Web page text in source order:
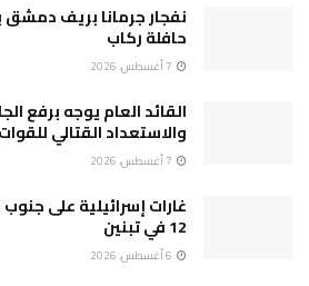
نفجار جرمانا بريف
حافلة ركاب
القائد العام يوجه برفع
والاستعداد القتالي
غارات إسرائيلية على
12 في تبنين